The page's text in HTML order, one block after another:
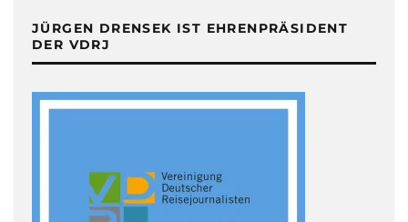
JÜRGEN DRENSEK IST EHRENPRÄSIDENT
DER VDRJ